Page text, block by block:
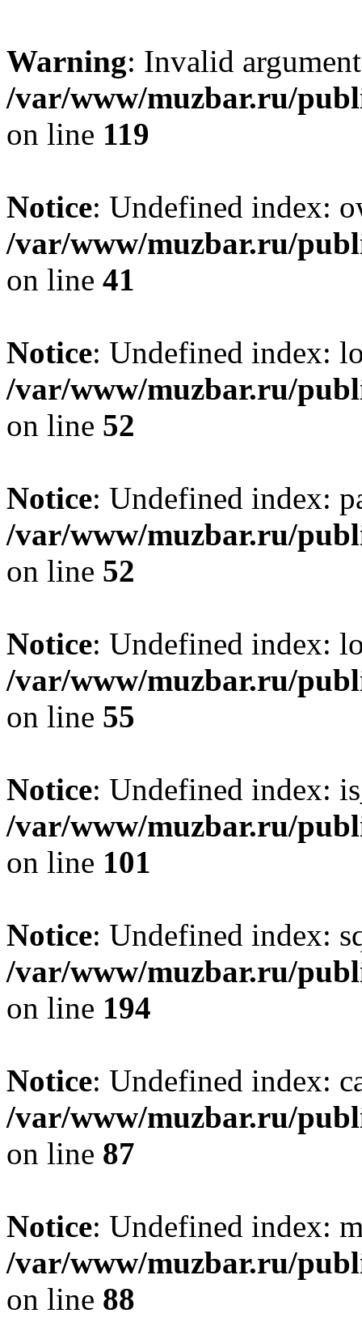
Warning: Invalid
/var/www/muzbar.ru/
on line 119
Notice: Undefined index:
/var/www/muzbar.ru/
on line 41
Notice: Undefined index:
/var/www/muzbar.ru/
on line 52
Notice: Undefined index:
/var/www/muzbar.ru/
on line 52
Notice: Undefined index:
/var/www/muzbar.ru/
on line 55
Notice: Undefined index:
/var/www/muzbar.ru/
on line 101
Notice: Undefined index:
/var/www/muzbar.ru/
on line 194
Notice: Undefined index:
/var/www/muzbar.ru/
on line 87
Notice: Undefined index:
/var/www/muzbar.ru/
on line 88